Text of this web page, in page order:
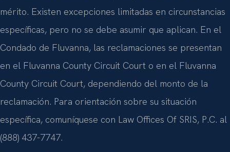
mérito. Existen excepciones limitadas en circunstancias
específicas, pero no se debe asumir que aplican. En el
Condado de Fluvanna, las reclamaciones se presentan
en el Fluvanna County Circuit Court o en el Fluvanna
County Circuit Court, dependiendo del monto de la
reclamación. Para orientación sobre su situación
específica, comuníquese con Law Offices Of SRIS, P.C. al
(888) 437-7747.